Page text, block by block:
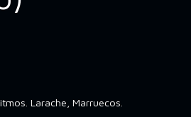
Larache, Marruecos.